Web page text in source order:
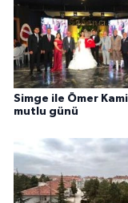
Simge ile Ömer
mutlu günü